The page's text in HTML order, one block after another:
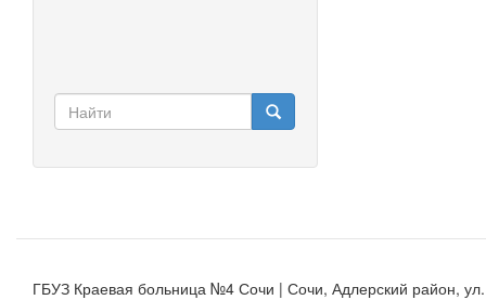
Форма
поиска
ГБУЗ Краевая больница №4 Сочи | Сочи, Адлерский район,